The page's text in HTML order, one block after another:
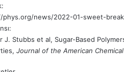
phys.org/news/2022-01-sweet-
J. Stubbs et al, Sugar-Based
Journal of the American